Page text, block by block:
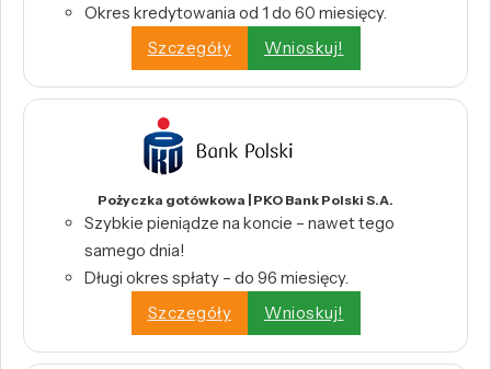
Okres kredytowania od 1 do 60 miesięcy.
Szczegóły
Wnioskuj!
Pożyczka gotówkowa | PKO Bank Polski S.A.
Szybkie pieniądze na koncie – nawet tego
samego dnia!
Długi okres spłaty – do 96 miesięcy.
Szczegóły
Wnioskuj!